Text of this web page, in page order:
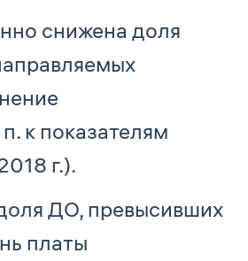
снижена доля
к показателям
г.).
ДО, превысивших
платы